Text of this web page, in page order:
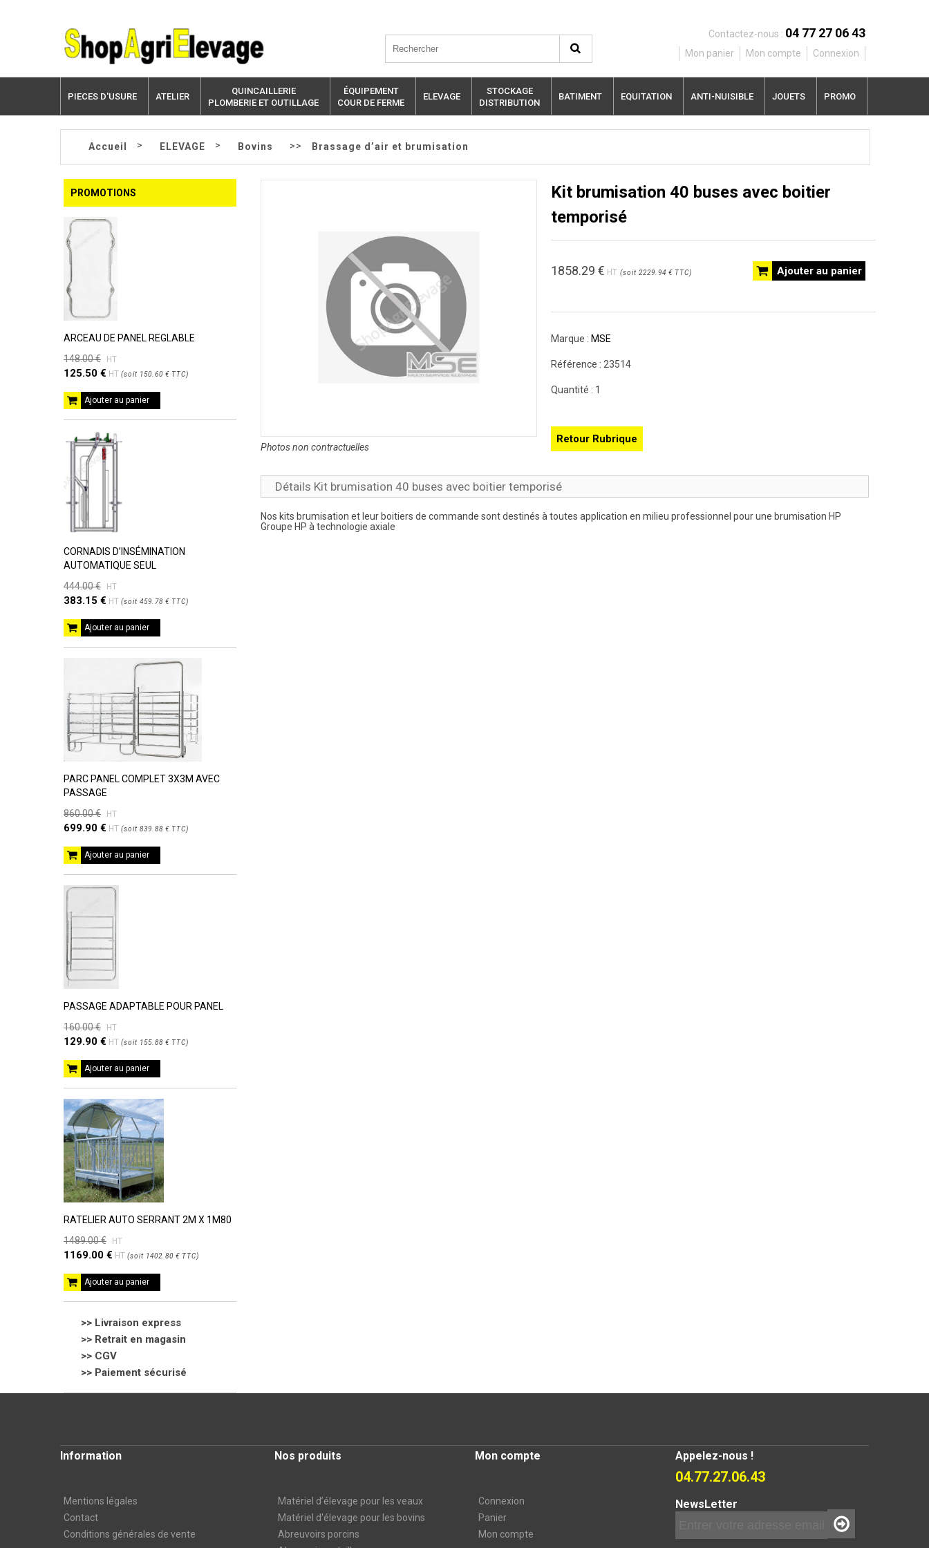
Contactez-nous : 04 77 27 06 43
Mon panier Mon compte Connexion
PIECES D'USURE ATELIER
QUINCAILLERIE
PLOMBERIE ET OUTILLAGE
ÉQUIPEMENT
COUR DE FERME
ELEVAGE
STOCKAGE
DISTRIBUTION
BATIMENT EQUITATION ANTI-NUISIBLE JOUETS PROMO
Accueil > ELEVAGE > Bovins >> Brassage d’air et brumisation
PROMOTIONS
ARCEAU DE PANEL REGLABLE
148.00 €
HT
125.50 € HT (soit 150.60 € TTC)
Ajouter au panier
CORNADIS D’INSÉMINATION
AUTOMATIQUE SEUL
444.00 €
HT
383.15 € HT (soit 459.78 € TTC)
Ajouter au panier
PARC PANEL COMPLET 3X3M AVEC
PASSAGE
860.00 €
HT
699.90 € HT (soit 839.88 € TTC)
Ajouter au panier
PASSAGE ADAPTABLE POUR PANEL
160.00 €
HT
129.90 € HT (soit 155.88 € TTC)
Ajouter au panier
RATELIER AUTO SERRANT 2M X 1M80
1489.00 €
HT
1169.00 € HT (soit 1402.80 € TTC)
Ajouter au panier
>> Livraison express
>> Retrait en magasin
>> CGV
>> Paiement sécurisé
Photos non contractuelles
Kit brumisation 40 buses avec boitier
temporisé
Ajouter au panier
1858.29 € HT (soit 2229.94 € TTC)
Marque : MSE
Référence : 23514
Quantité : 1
Retour Rubrique
Détails Kit brumisation 40 buses avec boitier temporisé
Nos kits brumisation et leur boitiers de commande sont destinés à toutes application en milieu professionnel pour une brumisation HP
Groupe HP à technologie axiale
Information
Mentions légales
Contact
Conditions générales de vente
Nos produits
Matériel d’élevage pour les veaux
Matériel d'élevage pour les bovins
Abreuvoirs porcins
Mon compte
Connexion
Panier
Mon compte
Appelez-nous !
04.77.27.06.43
NewsLetter